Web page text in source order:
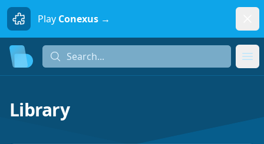
Play Conexus →
Search...
Library